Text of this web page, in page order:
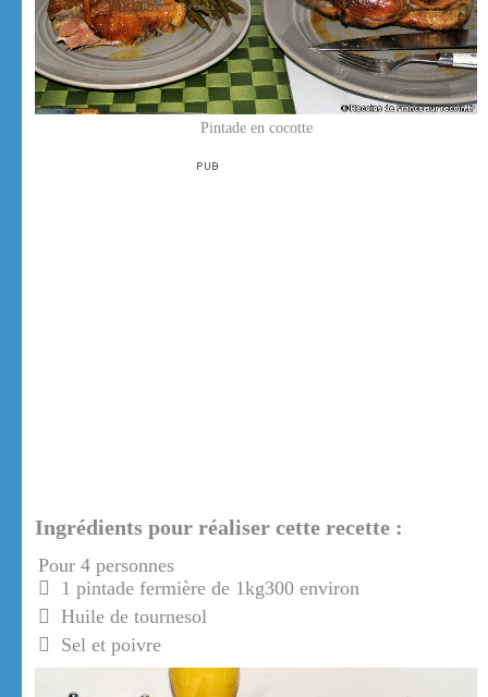
Pintade en cocotte
Ingrédients pour réaliser cette recette :
Pour 4 personnes
1 pintade fermière de 1kg300 environ
Huile de tournesol
Sel et poivre